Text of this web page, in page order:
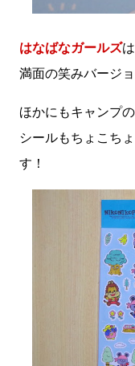
はなばなガールズ
満面の笑みバージ
ほかにもキャンプ
シールもちょこち
す！